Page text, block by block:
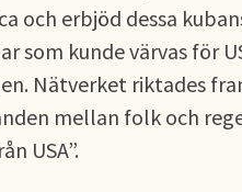
och erbjöd dessa
som kunde värvas för
Nätverket riktades
mellan folk och
USA”.